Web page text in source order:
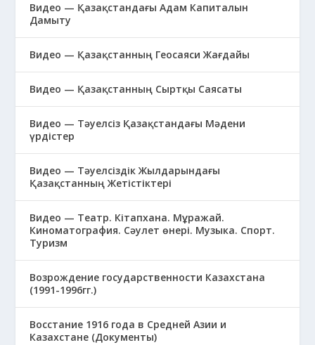
Видео — Қазақстандағы Адам Капиталын
Дамыту
Видео — Қазақстанның Геосаяси Жағдайы
Видео — Қазақстанның Сыртқы Саясаты
Видео — Тәуелсіз Қазақстандағы Мәдени
үрдістер
Видео — Тәуелсіздік Жылдарындағы
Қазақстанның Жетістіктері
Видео — Театр. Кітапхана. Мұражай.
Киноматография. Сәулет өнері. Музыка. Спорт.
Туризм
Возрождение государственности Казахстана
(1991-1996гг.)
Восстание 1916 года в Средней Азии и
Казахстане (Документы)